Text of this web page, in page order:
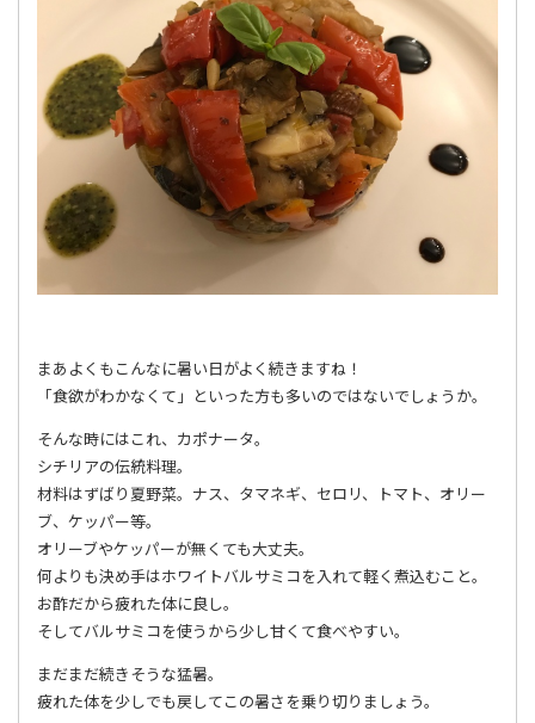
まあよくもこんなに暑い日がよく続きますね！
「食欲がわかなくて」といった方も多いのではないでしょうか。
そんな時にはこれ、カポナータ。
シチリアの伝統料理。
材料はずばり夏野菜。ナス、タマネギ、セロリ、トマト、オリー
ブ、ケッパー等。
オリーブやケッパーが無くても大丈夫。
何よりも決め手はホワイトバルサミコを入れて軽く煮込むこと。
お酢だから疲れた体に良し。
そしてバルサミコを使うから少し甘くて食べやすい。
まだまだ続きそうな猛暑。
疲れた体を少しでも戻してこの暑さを乗り切りましょう。